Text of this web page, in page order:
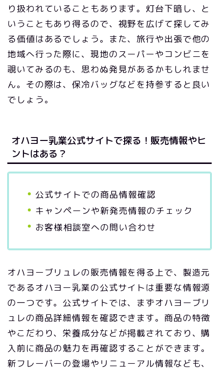
り扱われていることもあります。灯台下暗し、と
いうこともあり得るので、視野を広げて探してみ
る価値はあるでしょう。また、旅行や出張で他の
地域へ行った際に、現地のスーパーやコンビニを
覗いてみるのも、思わぬ発見があるかもしれませ
ん。その際は、保冷バッグなどを持参すると良い
でしょう。
オハヨー乳業公式サイトで探る！販売情報やヒ
ントはある？
公式サイトでの商品情報確認
キャンペーンや新発売情報のチェック
お客様相談室への問い合わせ
オハヨーブリュレの販売情報を得る上で、製造元
であるオハヨー乳業の公式サイトは重要な情報源
の一つです。公式サイトでは、まずオハヨーブリ
ュレの商品詳細情報を確認できます。商品の特徴
やこだわり、栄養成分などが掲載されており、購
入前に商品の魅力を再確認することができます。
新フレーバーの登場やリニューアル情報なども、